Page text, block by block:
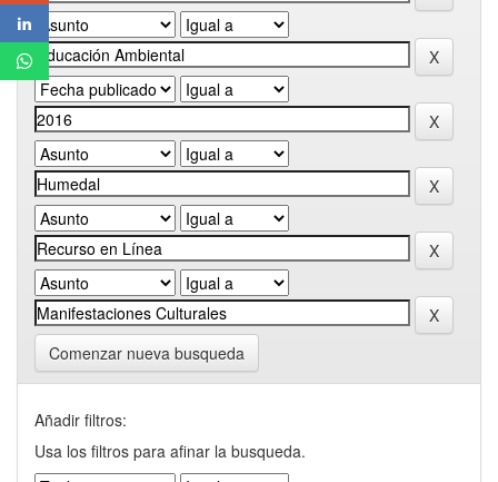
Comenzar nueva busqueda
Añadir filtros:
Usa los filtros para afinar la busqueda.